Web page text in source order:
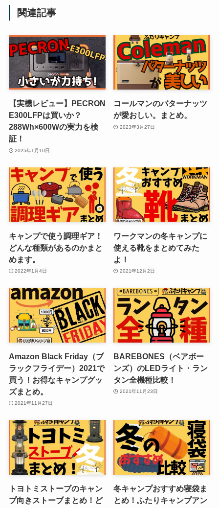
関連記事
【実機レビュー】PECRON
E300LFPは買いか？
288Wh×600Wの実力を検
証！
2025年1月10日
コールマンのバターナッツ
が愛おしい。まとめ。
2023年3月27日
キャンプで使う調理ギア！
どんな種類があるのかまと
めます。
2022年1月4日
ワークマンの冬キャンプに
使える靴をまとめてみた
よ！
2021年12月2日
Amazon Black Friday（ブ
ラックフライデー）2021で
買う！お得なキャンプグッ
ズまとめ。
2021年11月27日
BAREBONES（ベアボー
ンズ）のLEDライト・ラン
タン全機種比較！
2021年11月23日
トヨトミストーブのキャン
プ向きストーブまとめ！ど
冬キャンプおすすめ寝袋ま
とめ！ふたりキャンプアン